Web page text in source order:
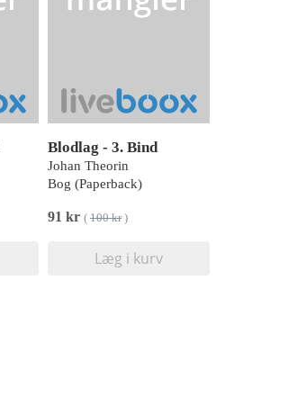
Blodlag - 3. Bind
Johan Theorin
Bog (Paperback)
91 kr ( 100 kr)
Læg i kurv